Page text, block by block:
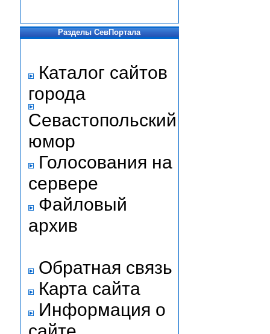
Разделы СевПортала
Каталог сайтов
города
Севастопольский
юмор
Голосования на
сервере
Файловый
архив
Обратная связь
Карта сайта
Информация о